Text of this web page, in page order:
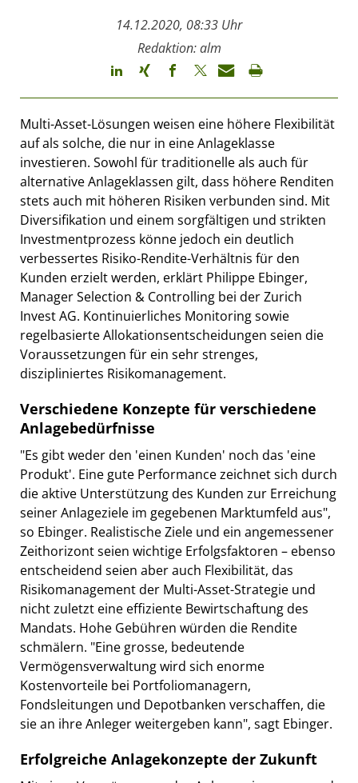
14.12.2020, 08:33 Uhr
Redaktion: alm
Multi-Asset-Lösungen weisen eine höhere Flexibilität
auf als solche, die nur in eine Anlageklasse
investieren. Sowohl für traditionelle als auch für
alternative Anlageklassen gilt, dass höhere Renditen
stets auch mit höheren Risiken verbunden sind. Mit
Diversifikation und einem sorgfältigen und strikten
Investmentprozess könne jedoch ein deutlich
verbessertes Risiko-Rendite-Verhältnis für den
Kunden erzielt werden, erklärt Philippe Ebinger,
Manager Selection & Controlling bei der Zurich
Invest AG. Kontinuierliches Monitoring sowie
regelbasierte Allokationsentscheidungen seien die
Voraussetzungen für ein sehr strenges,
diszipliniertes Risikomanagement.
Verschiedene Konzepte für verschiedene
Anlagebedürfnisse
"Es gibt weder den 'einen Kunden' noch das 'eine
Produkt'. Eine gute Performance zeichnet sich durch
die aktive Unterstützung des Kunden zur Erreichung
seiner Anlageziele im gegebenen Marktumfeld aus",
so Ebinger. Realistische Ziele und ein angemessener
Zeithorizont seien wichtige Erfolgsfaktoren – ebenso
entscheidend seien aber auch Flexibilität, das
Risikomanagement der Multi-Asset-Strategie und
nicht zuletzt eine effiziente Bewirtschaftung des
Mandats. Hohe Gebühren würden die Rendite
schmälern. "Eine grosse, bedeutende
Vermögensverwaltung wird sich enorme
Kostenvorteile bei Portfoliomanagern,
Fondsleitungen und Depotbanken verschaffen, die
sie an ihre Anleger weitergeben kann", sagt Ebinger.
Erfolgreiche Anlagekonzepte der Zukunft